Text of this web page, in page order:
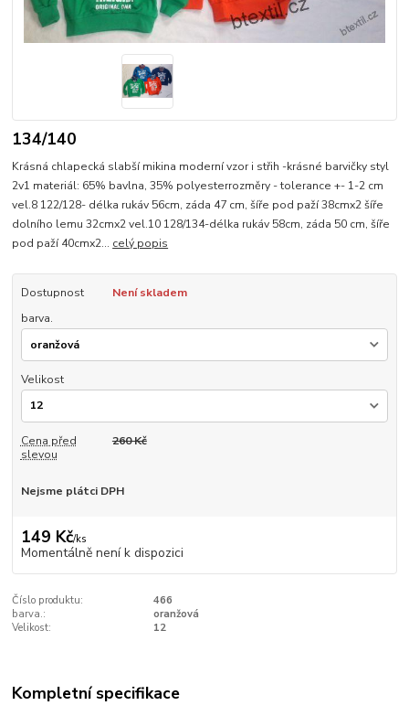
134/140
Krásná chlapecká slabší mikina moderní vzor i střih -krásné barvičky styl
2v1 materiál: 65% bavlna, 35% polyesterrozměry - tolerance +- 1-2 cm
vel.8 122/128- délka rukáv 56cm, záda 47 cm, šíře pod paží 38cmx2 šíře
dolního lemu 32cmx2 vel.10 128/134-délka rukáv 58cm, záda 50 cm, šíře
pod paží 40cmx2... celý popis
Dostupnost
Není skladem
barva.
Velikost
Cena před
slevou
260 Kč
Nejsme plátci DPH
149 Kč/ks
Momentálně není k dispozici
Číslo produktu:
466
barva.:
oranžová
Velikost:
12
Kompletní specifikace